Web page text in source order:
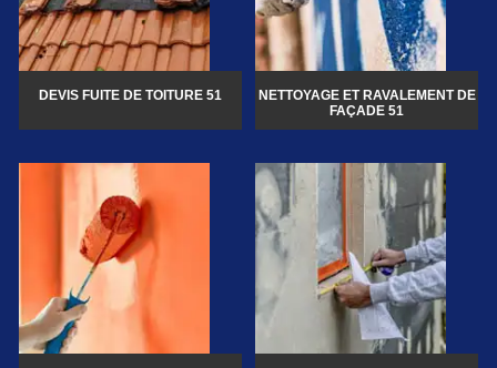
DEVIS FUITE DE TOITURE 51
NETTOYAGE ET RAVALEMENT DE
FAÇADE 51